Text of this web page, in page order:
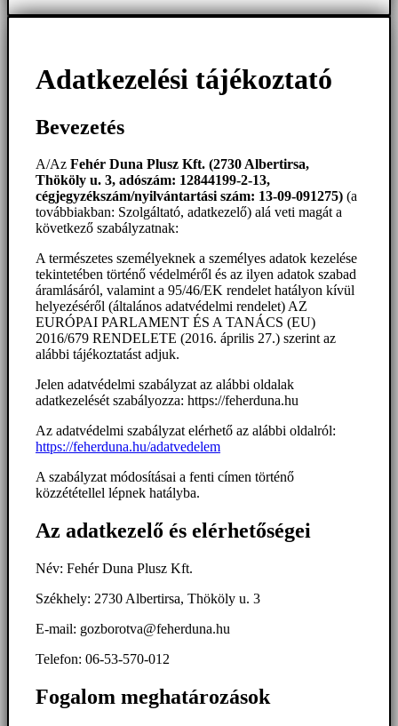
Adatkezelési tájékoztató
Bevezetés
A/Az Fehér Duna Plusz Kft. (2730 Albertirsa,
Thököly u. 3, adószám: 12844199-2-13,
cégjegyzékszám/nyilvántartási szám: 13-09-091275) (a
továbbiakban: Szolgáltató, adatkezelő) alá veti magát a
következő szabályzatnak:
A természetes személyeknek a személyes adatok kezelése
tekintetében történő védelméről és az ilyen adatok szabad
áramlásáról, valamint a 95/46/EK rendelet hatályon kívül
helyezéséről (általános adatvédelmi rendelet) AZ
EURÓPAI PARLAMENT ÉS A TANÁCS (EU)
2016/679 RENDELETE (2016. április 27.) szerint az
alábbi tájékoztatást adjuk.
Jelen adatvédelmi szabályzat az alábbi oldalak
adatkezelését szabályozza: https://feherduna.hu
Az adatvédelmi szabályzat elérhető az alábbi oldalról:
https://feherduna.hu/adatvedelem
A szabályzat módosításai a fenti címen történő
közzététellel lépnek hatályba.
Az adatkezelő és elérhetőségei
Név: Fehér Duna Plusz Kft.
Székhely: 2730 Albertirsa, Thököly u. 3
E-mail: gozborotva@feherduna.hu
Telefon: 06-53-570-012
Fogalom meghatározások